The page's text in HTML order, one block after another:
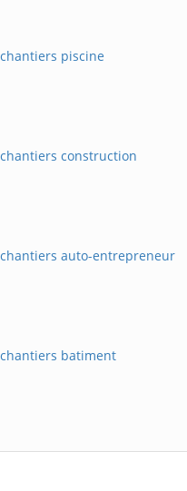
piscine
construction
auto-entrepreneur
batiment